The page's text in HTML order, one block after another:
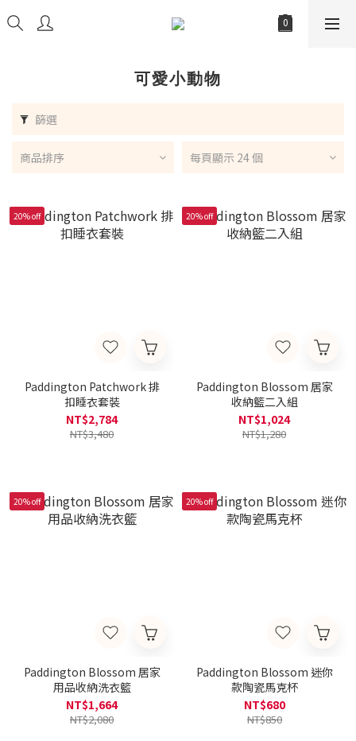
可愛小動物
篩選
商品排序 每頁顯示 24 個
20% off
Paddington Patchwork 排
扣睡衣套裝
NT$2,784
NT$3,480
20% off
Paddington Blossom 居家
收納籃二入組
NT$1,024
NT$1,280
20% off
Paddington Blossom 居家
用品收納洗衣籃
NT$1,664
NT$2,080
20% off
Paddington Blossom 迷你
款陶瓷馬克杯
NT$680
NT$850